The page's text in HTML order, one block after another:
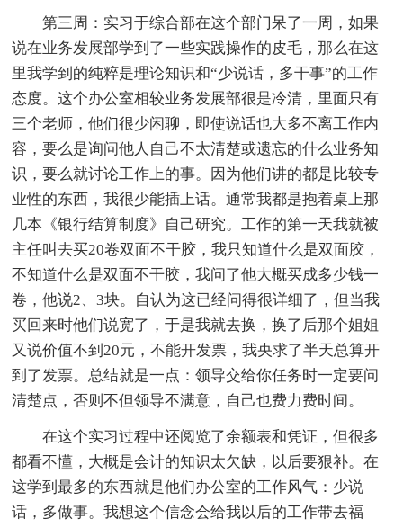
第三周：实习于综合部在这个部门呆了一周，如果
说在业务发展部学到了一些实践操作的皮毛，那么在这
里我学到的纯粹是理论知识和“少说话，多干事”的工作
态度。这个办公室相较业务发展部很是冷清，里面只有
三个老师，他们很少闲聊，即使说话也大多不离工作内
容，要么是询问他人自己不太清楚或遗忘的什么业务知
识，要么就讨论工作上的事。因为他们讲的都是比较专
业性的东西，我很少能插上话。通常我都是抱着桌上那
几本《银行结算制度》自己研究。工作的第一天我就被
主任叫去买20卷双面不干胶，我只知道什么是双面胶，
不知道什么是双面不干胶，我问了他大概买成多少钱一
卷，他说2、3块。自认为这已经问得很详细了，但当我
买回来时他们说宽了，于是我就去换，换了后那个姐姐
又说价值不到20元，不能开发票，我央求了半天总算开
到了发票。总结就是一点：领导交给你任务时一定要问
清楚点，否则不但领导不满意，自己也费力费时间。
在这个实习过程中还阅览了余额表和凭证，但很多
都看不懂，大概是会计的知识太欠缺，以后要狠补。在
这学到最多的东西就是他们办公室的工作风气：少说
话，多做事。我想这个信念会给我以后的工作带去福